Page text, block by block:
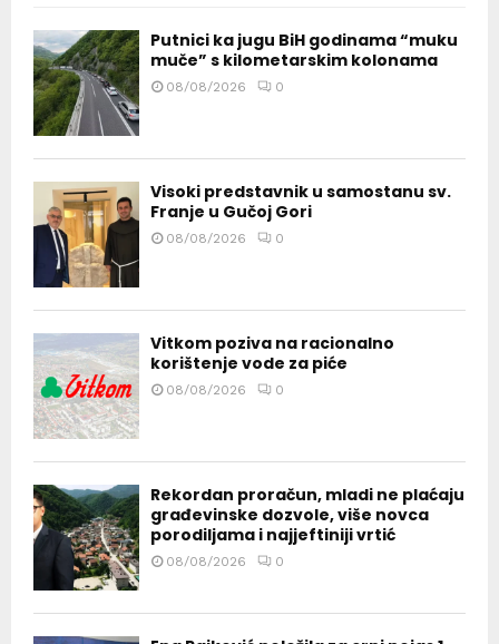
Putnici ka jugu BiH godinama “muku
muče” s kilometarskim kolonama
08/08/2026 0
Visoki predstavnik u samostanu sv.
Franje u Gučoj Gori
08/08/2026 0
Vitkom poziva na racionalno
korištenje vode za piće
08/08/2026 0
Rekordan proračun, mladi ne plaćaju
građevinske dozvole, više novca
porodiljama i najjeftiniji vrtić
08/08/2026 0